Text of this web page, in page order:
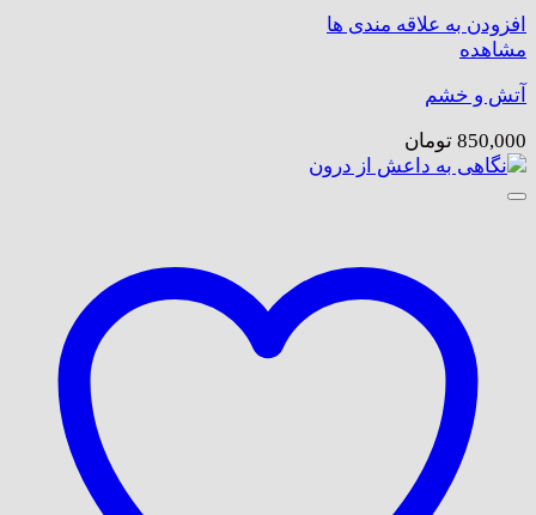
افزودن به علاقه مندی ها
مشاهده
آتش و خشم
850,000 تومان